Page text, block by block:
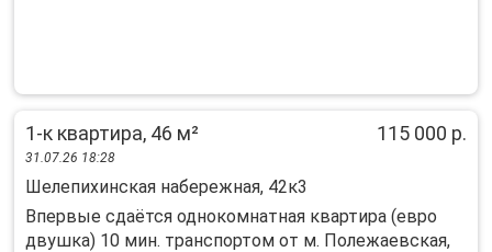
1-к квартира, 46 м² 115 000 р.
31.07.26 18:28
Шелепихинская набережная, 42к3
Впервые сдаётся однокомнатная квартира (евро
двушка) 10 мин. транспортом от м. Полежаевская,